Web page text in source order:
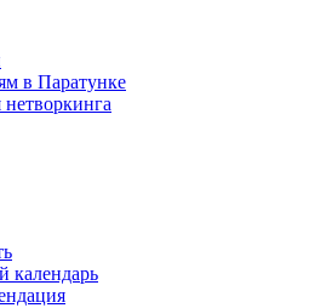
в Паратунке
нетворкинга
календарь